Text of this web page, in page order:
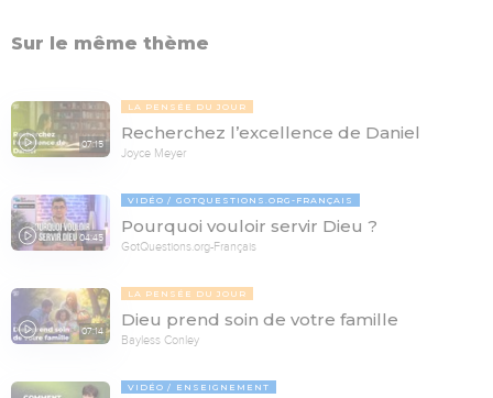
Sur le même thème
07:15
LA PENSÉE DU JOUR
Recherchez l’excellence de Daniel
Joyce Meyer
04:45
VIDÉO GOTQUESTIONS.ORG-FRANÇAIS
Pourquoi vouloir servir Dieu ?
GotQuestions.org-Français
07:14
LA PENSÉE DU JOUR
Dieu prend soin de votre famille
Bayless Conley
VIDÉO ENSEIGNEMENT